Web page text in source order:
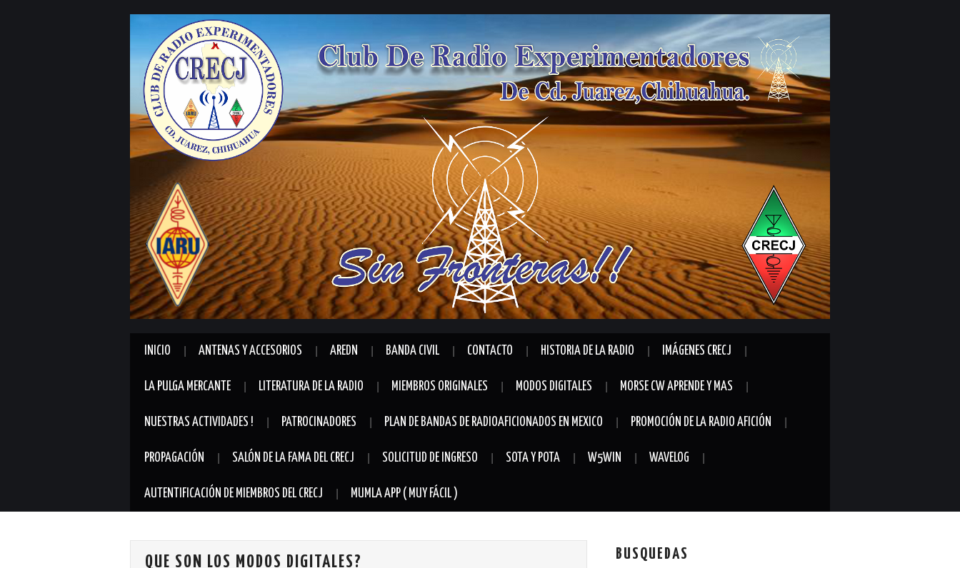
INICIO ANTENAS Y ACCESORIOS AREDN BANDA CIVIL CONTACTO HISTORIA DE LA RADIO IMÁGENES CRECJ
LA PULGA MERCANTE LITERATURA DE LA RADIO MIEMBROS ORIGINALES MODOS DIGITALES MORSE CW APRENDE Y MAS
NUESTRAS ACTIVIDADES ! PATROCINADORES PLAN DE BANDAS DE RADIOAFICIONADOS EN MEXICO PROMOCIÓN DE LA RADIO AFICIÓN
PROPAGACIÓN SALÓN DE LA FAMA DEL CRECJ SOLICITUD DE INGRESO SOTA Y POTA W5WIN WAVELOG
AUTENTIFICACIÓN DE MIEMBROS DEL CRECJ MUMLA APP ( MUY FÁCIL )
QUE SON LOS MODOS DIGITALES? BUSQUEDAS